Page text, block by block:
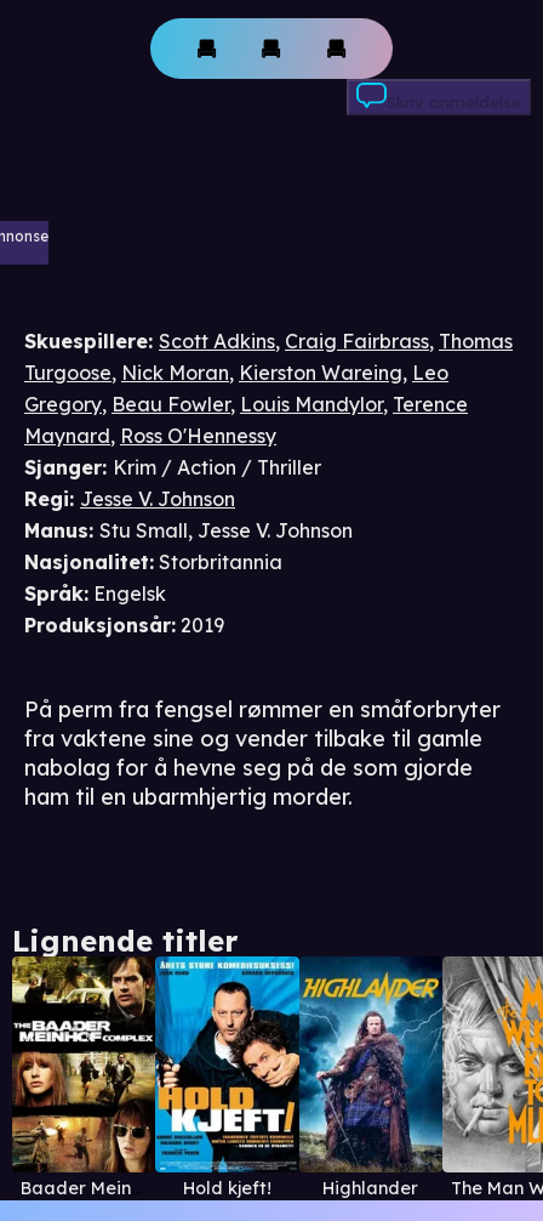
Skriv anmeldelse
Skuespillere: Scott Adkins, Craig Fairbrass, Thomas
Turgoose, Nick Moran, Kierston Wareing, Leo
Gregory, Beau Fowler, Louis Mandylor, Terence
Maynard, Ross O'Hennessy
Sjanger: Krim / Action / Thriller
Regi: Jesse V. Johnson
Manus: Stu Small, Jesse V. Johnson
Nasjonalitet: Storbritannia
Språk: Engelsk
Produksjonsår: 2019
På perm fra fengsel rømmer en småforbryter
fra vaktene sine og vender tilbake til gamle
nabolag for å hevne seg på de som gjorde
ham til en ubarmhjertig morder.
Lignende titler
Baader Meinhof Hold kjeft! Highlander